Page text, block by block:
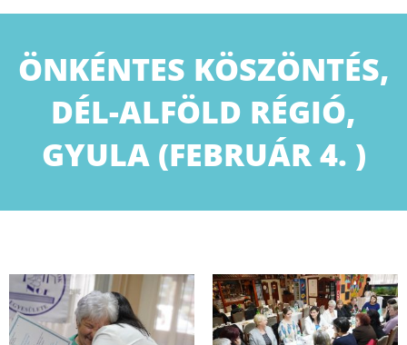
ÖNKÉNTES KÖSZÖNTÉS,
DÉL-ALFÖLD RÉGIÓ,
GYULA (FEBRUÁR 4. )